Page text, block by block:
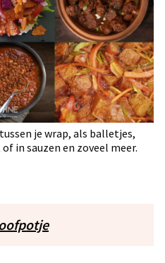
je wrap, als balletjes,
in sauzen en zoveel meer.